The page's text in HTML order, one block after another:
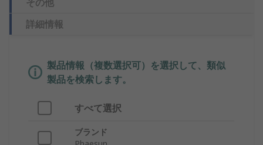
その他
詳細情報
製品情報（複数選択可）を選択して、類似
製品を検索します。
すべて選択
ブランド